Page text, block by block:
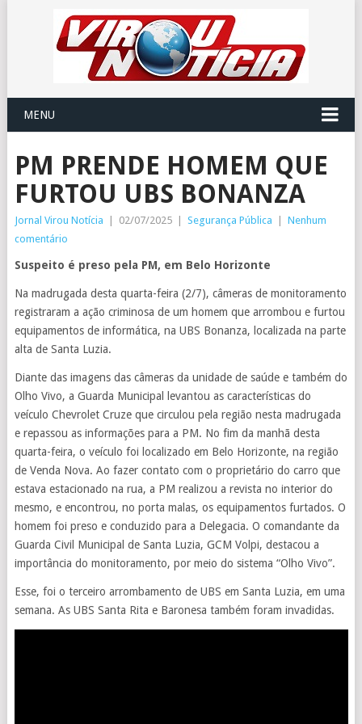
MENU
PM PRENDE HOMEM QUE
FURTOU UBS BONANZA
Jornal Virou Notícia 02/07/2025 Segurança Pública
Nenhum
comentário
Suspeito é preso pela PM, em Belo Horizonte
Na madrugada desta quarta-feira (2/7), câmeras de monitoramento
registraram a ação criminosa de um homem que arrombou e furtou
equipamentos de informática, na UBS Bonanza, localizada na parte
alta de Santa Luzia.
Diante das imagens das câmeras da unidade de saúde e também do
Olho Vivo, a Guarda Municipal levantou as características do
veículo Chevrolet Cruze que circulou pela região nesta madrugada
e repassou as informações para a PM. No fim da manhã desta
quarta-feira, o veículo foi localizado em Belo Horizonte, na região
de Venda Nova. Ao fazer contato com o proprietário do carro que
estava estacionado na rua, a PM realizou a revista no interior do
mesmo, e encontrou, no porta malas, os equipamentos furtados. O
homem foi preso e conduzido para a Delegacia. O comandante da
Guarda Civil Municipal de Santa Luzia, GCM Volpi, destacou a
importância do monitoramento, por meio do sistema “Olho Vivo”.
Esse, foi o terceiro arrombamento de UBS em Santa Luzia, em uma
semana. As UBS Santa Rita e Baronesa também foram invadidas.